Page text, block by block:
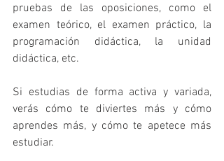
pruebas de las oposiciones, como el
examen teórico, el examen práctico, la
programación didáctica, la unidad
didáctica, etc.
Si estudias de forma activa y variada,
verás cómo te diviertes más y cómo
aprendes más, y cómo te apetece más
estudiar.